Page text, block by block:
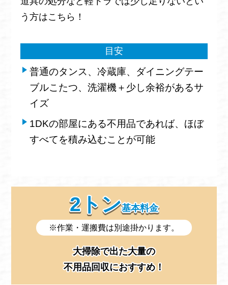
う方はこちら！
目安
普通のタンス、冷蔵庫、ダイニングテー
ブルこたつ、洗濯機＋少し余裕があるサ
イズ
1DKの部屋にある不用品であれば、ほぼ
すべてを積み込むことが可能
2トン基本料金
※作業・運搬費は別途掛かります。
大掃除で出た大量の
不用品回収におすすめ！